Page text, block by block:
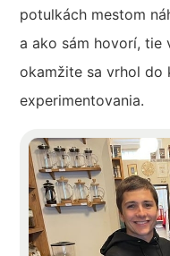
potulkách mestom
a ako sám hovorí, tie
okamžite sa vrhol do
experimentovania.